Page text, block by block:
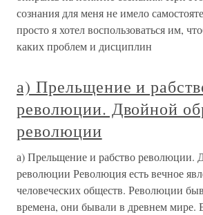
сознания для меня не имело
просто я хотел воспользоваться им,
каких проблем и дисциплин
а) Прельщение и
революции. Двойной
революции
а) Прельщение и рабство революции.
революции Революция есть вечное
человеческих обществ. Революции
времена, они бывали в древнем мире.